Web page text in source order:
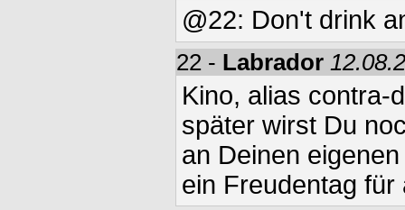
@22: Don't drink
22 - Labrador
Kino, alias contra-
später wirst Du
an Deinen
ein Freudentag für